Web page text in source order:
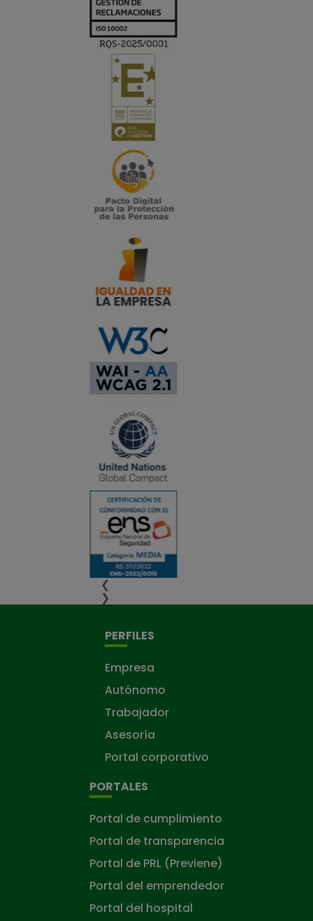
❮
❯
PERFILES
Empresa
Autónomo
Trabajador
Asesoría
Portal corporativo
PORTALES
Portal de cumplimiento
Portal de transparencia
Portal de PRL (Previene)
Portal del emprendedor
Portal del hospital